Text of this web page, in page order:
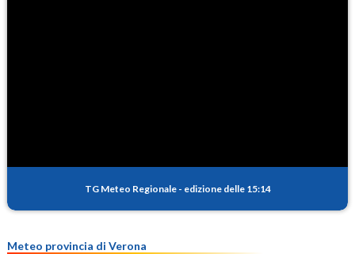
TG Meteo Regionale - edizione delle 15:14
Meteo provincia di Verona